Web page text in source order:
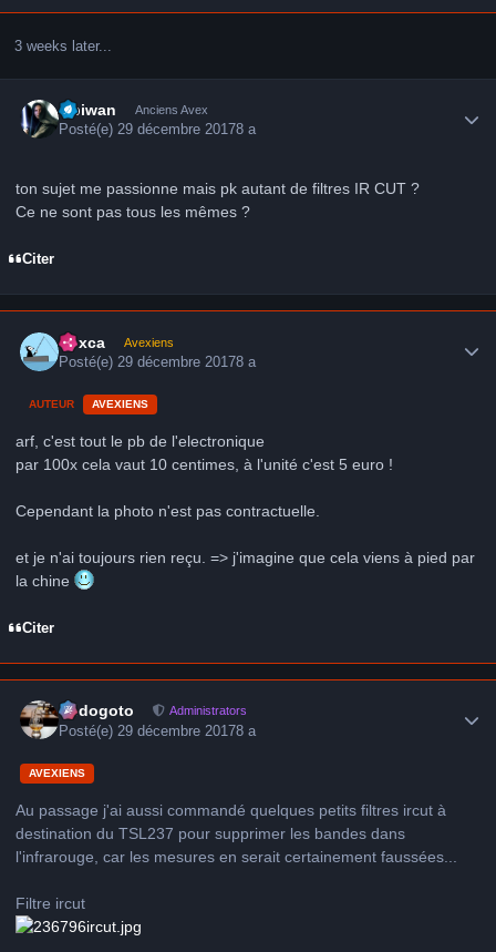
3 weeks later...
Obiwan Anciens Avex
Posté(e)29 décembre 20178 a
ton sujet me passionne mais pk autant de filtres IR CUT ?
Ce ne sont pas tous les mêmes ?
Citer
hoxca Avexiens
Posté(e)29 décembre 20178 a
AUTEUR AVEXIENS
arf, c'est tout le pb de l'electronique
par 100x cela vaut 10 centimes, à l'unité c'est 5 euro !
Cependant la photo n'est pas contractuelle.
et je n'ai toujours rien reçu. => j'imagine que cela viens à pied par
la chine
Citer
frédogoto Administrators
Posté(e) 29 décembre 20178 a
AVEXIENS
Au passage j'ai aussi commandé quelques petits filtres ircut à
destination du TSL237 pour supprimer les bandes dans
l'infrarouge, car les mesures en serait certainement faussées...
Filtre ircut